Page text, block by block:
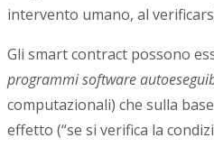
intervento umano, al
Gli smart contract possono
programmi software
computazionali) che sulla
effetto (“se si verifica la